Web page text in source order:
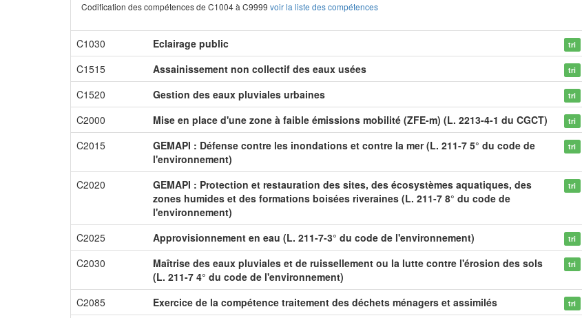
Codification des compétences de C1004 à C9999 voir la liste des compétences
C1030 Eclairage public tri
C1515 Assainissement non collectif des eaux usées tri
C1520 Gestion des eaux pluviales urbaines tri
C2000 Mise en place d'une zone à faible émissions mobilité (ZFE-m) (L. 2213-4-1 du CGCT) tri
C2015
GEMAPI : Défense contre les inondations et contre la mer (L. 211-7 5° du code de
l'environnement)
tri
C2020
GEMAPI : Protection et restauration des sites, des écosystèmes aquatiques, des
zones humides et des formations boisées riveraines (L. 211-7 8° du code de
l'environnement)
tri
C2025 Approvisionnement en eau (L. 211-7-3° du code de l'environnement) tri
C2030
Maîtrise des eaux pluviales et de ruissellement ou la lutte contre l'érosion des sols
(L. 211-7 4° du code de l'environnement)
tri
C2085 Exercice de la compétence traitement des déchets ménagers et assimilés tri